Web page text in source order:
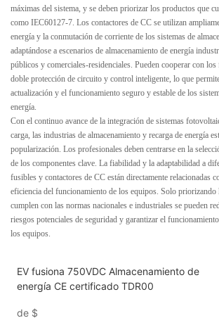
máximas del sistema, y ​​se deben priorizar los productos que
como IEC60127-7. Los contactores de CC se utilizan
energía y la conmutación de corriente de los sistemas de
adaptándose a escenarios de almacenamiento de energía
públicos y comerciales-residenciales. Pueden cooperar con
doble protección de circuito y control inteligente, lo que
actualización y el funcionamiento seguro y estable de los
energía.
Con el continuo avance de la integración de sistemas
carga, las industrias de almacenamiento y recarga de energía
popularización. Los profesionales deben centrarse en la
de los componentes clave. La fiabilidad y la adaptabilidad a
fusibles y contactores de CC están directamente relacionadas
eficiencia del funcionamiento de los equipos. Solo priorizando
cumplen con las normas nacionales e industriales se pueden
riesgos potenciales de seguridad y garantizar el
los equipos.
EV fusiona 750VDC Almacenamiento de
energía CE certificado TDR00
de $